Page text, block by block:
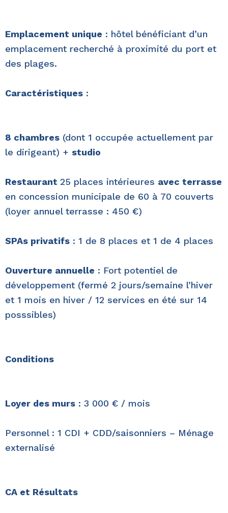
Emplacement unique : hôtel bénéficiant d’un
emplacement recherché à proximité du port et
des plages.
Caractéristiques :
8 chambres (dont 1 occupée actuellement par
le dirigeant) + studio
Restaurant 25 places intérieures avec terrasse
en concession municipale de 60 à 70 couverts
(loyer annuel terrasse : 450 €)
SPAs privatifs : 1 de 8 places et 1 de 4 places
Ouverture annuelle : Fort potentiel de
développement (fermé 2 jours/semaine l’hiver
et 1 mois en hiver / 12 services en été sur 14
posssibles)
Conditions
Loyer des murs : 3 000 € / mois
Personnel : 1 CDI + CDD/saisonniers – Ménage
externalisé
CA et Résultats